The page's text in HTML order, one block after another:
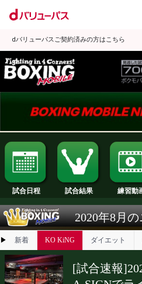
dバリューパスご契約済みの方はこちら
試合日程 試合結果
2020年8